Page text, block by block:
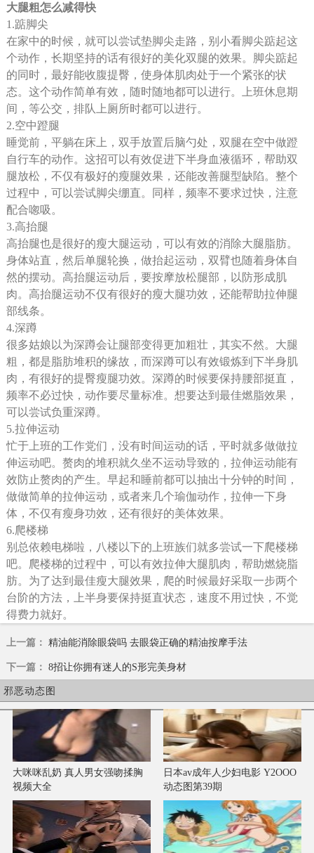
大腿粗怎么减得快
1.踮脚尖
在家中的时候，就可以尝试垫脚尖走路，别小看脚尖踮起这
个动作，长期坚持的话有很好的美化双腿的效果。脚尖踮起
的同时，最好能收腹提臀，使身体肌肉处于一个紧张的状
态。这个动作简单有效，随时随地都可以进行。上班休息期
间，等公交，排队上厕所时都可以进行。
2.空中蹬腿
睡觉前，平躺在床上，双手放置后脑勺处，双腿在空中做蹬
自行车的动作。这招可以有效促进下半身血液循环，帮助双
腿放松，不仅有极好的瘦腿效果，还能改善腿型缺陷。整个
过程中，可以尝试脚尖绷直。同样，频率不要求过快，注意
配合唿吸。
3.高抬腿
高抬腿也是很好的瘦大腿运动，可以有效的消除大腿脂肪。
身体站直，然后单腿轮换，做抬起运动，双臂也随着身体自
然的摆动。高抬腿运动后，要按摩放松腿部，以防形成肌
肉。高抬腿运动不仅有很好的瘦大腿功效，还能帮助拉伸腿
部线条。
4.深蹲
很多姑娘以为深蹲会让腿部变得更加粗壮，其实不然。大腿
粗，都是脂肪堆积的缘故，而深蹲可以有效锻炼到下半身肌
肉，有很好的提臀瘦腿功效。深蹲的时候要保持腰部挺直，
频率不必过快，动作要尽量标准。想要达到最佳燃脂效果，
可以尝试负重深蹲。
5.拉伸运动
忙于上班的工作党们，没有时间运动的话，平时就多做做拉
伸运动吧。赘肉的堆积就久坐不运动导致的，拉伸运动能有
效防止赘肉的产生。早起和睡前都可以抽出十分钟的时间，
做做简单的拉伸运动，或者来几个瑜伽动作，拉伸一下身
体，不仅有瘦身功效，还有很好的美体效果。
6.爬楼梯
别总依赖电梯啦，八楼以下的上班族们就多尝试一下爬楼梯
吧。爬楼梯的过程中，可以有效拉伸大腿肌肉，帮助燃烧脂
肪。为了达到最佳瘦大腿效果，爬的时候最好采取一步两个
台阶的方法，上半身要保持挺直状态，速度不用过快，不觉
得费力就好。
上一篇： 精油能消除眼袋吗 去眼袋正确的精油按摩手法
下一篇： 8招让你拥有迷人的S形完美身材
邪恶动态图
大咪咪乱奶 真人男女强吻揉胸
视频大全
日本av成年人少妇电影 Y2OOO
动态图第39期